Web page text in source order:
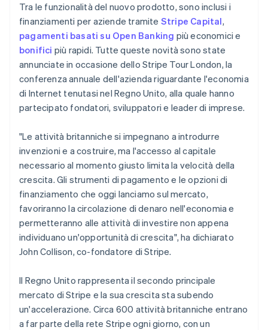
Tra le funzionalità del nuovo prodotto, sono inclusi i
finanziamenti per aziende tramite Stripe Capital,
pagamenti basati su Open Banking più economici e
bonifici più rapidi. Tutte queste novità sono state
annunciate in occasione dello Stripe Tour London, la
conferenza annuale dell'azienda riguardante l'economia
di Internet tenutasi nel Regno Unito, alla quale hanno
partecipato fondatori, sviluppatori e leader di imprese.
"Le attività britanniche si impegnano a introdurre
invenzioni e a costruire, ma l'accesso al capitale
necessario al momento giusto limita la velocità della
crescita. Gli strumenti di pagamento e le opzioni di
finanziamento che oggi lanciamo sul mercato,
favoriranno la circolazione di denaro nell'economia e
permetteranno alle attività di investire non appena
individuano un'opportunità di crescita", ha dichiarato
John Collison, co-fondatore di Stripe.
Il Regno Unito rappresenta il secondo principale
mercato di Stripe e la sua crescita sta subendo
un'accelerazione. Circa 600 attività britanniche entrano
a far parte della rete Stripe ogni giorno, con un